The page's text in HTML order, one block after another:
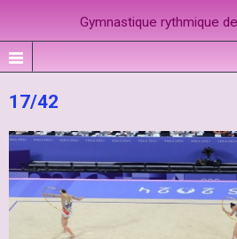
Gymnastique rythmique
17/42